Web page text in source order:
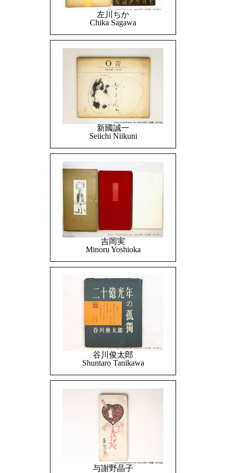
左川ちか
Chika Sagawa
新國誠一
Seiichi Niikuni
吉岡実
Minoru Yoshioka
谷川俊太郎
Shuntaro Tanikawa
与謝野晶子